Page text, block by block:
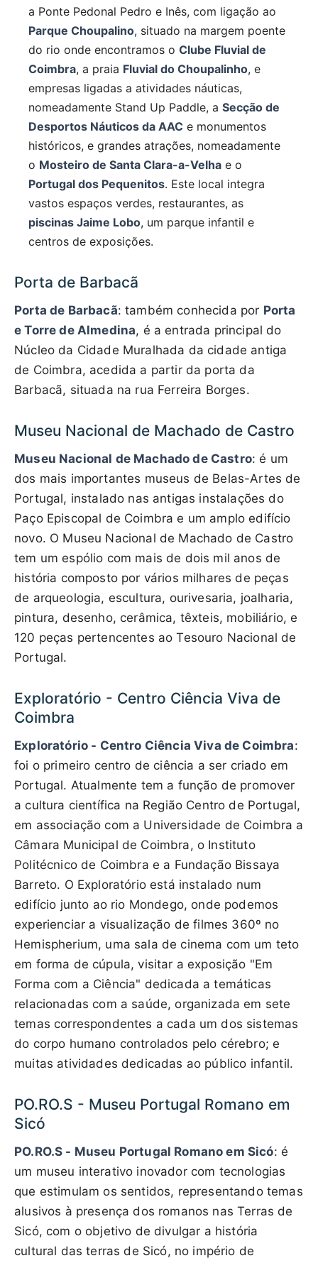
a Ponte Pedonal Pedro e Inês, com ligação ao
Parque Choupalino, situado na margem poente
do rio onde encontramos o Clube Fluvial de
Coimbra, a praia Fluvial do Choupalinho, e
empresas ligadas a atividades náuticas,
nomeadamente Stand Up Paddle, a Secção de
Desportos Náuticos da AAC e monumentos
históricos, e grandes atrações, nomeadamente
o Mosteiro de Santa Clara-a-Velha e o
Portugal dos Pequenitos. Este local integra
vastos espaços verdes, restaurantes, as
piscinas Jaime Lobo, um parque infantil e
centros de exposições.
Porta de Barbacã
Porta de Barbacã: também conhecida por Porta
e Torre de Almedina, é a entrada principal do
Núcleo da Cidade Muralhada da cidade antiga
de Coimbra, acedida a partir da porta da
Barbacã, situada na rua Ferreira Borges.
Museu Nacional de Machado de Castro
Museu Nacional de Machado de Castro: é um
dos mais importantes museus de Belas-Artes de
Portugal, instalado nas antigas instalações do
Paço Episcopal de Coimbra e um amplo edifício
novo. O Museu Nacional de Machado de Castro
tem um espólio com mais de dois mil anos de
história composto por vários milhares de peças
de arqueologia, escultura, ourivesaria, joalharia,
pintura, desenho, cerâmica, têxteis, mobiliário, e
120 peças pertencentes ao Tesouro Nacional de
Portugal.
Exploratório - Centro Ciência Viva de
Coimbra
Exploratório - Centro Ciência Viva de Coimbra:
foi o primeiro centro de ciência a ser criado em
Portugal. Atualmente tem a função de promover
a cultura científica na Região Centro de Portugal,
em associação com a Universidade de Coimbra a
Câmara Municipal de Coimbra, o Instituto
Politécnico de Coimbra e a Fundação Bissaya
Barreto. O Exploratório está instalado num
edifício junto ao rio Mondego, onde podemos
experienciar a visualização de filmes 360º no
Hemispherium, uma sala de cinema com um teto
em forma de cúpula, visitar a exposição "Em
Forma com a Ciência" dedicada a temáticas
relacionadas com a saúde, organizada em sete
temas correspondentes a cada um dos sistemas
do corpo humano controlados pelo cérebro; e
muitas atividades dedicadas ao público infantil.
PO.RO.S - Museu Portugal Romano em
Sicó
PO.RO.S - Museu Portugal Romano em Sicó: é
um museu interativo inovador com tecnologias
que estimulam os sentidos, representando temas
alusivos à presença dos romanos nas Terras de
Sicó, com o objetivo de divulgar a história
cultural das terras de Sicó, no império de